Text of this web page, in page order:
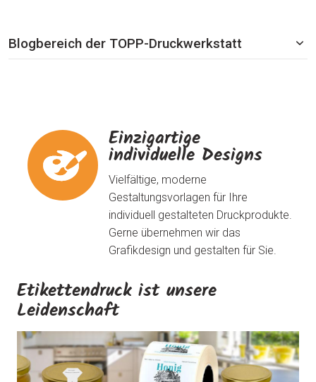
Blogbereich der TOPP-Druckwerkstatt
Einzigartige
individuelle Designs
Vielfältige, moderne
Gestaltungsvorlagen für Ihre
individuell gestalteten Druckprodukte.
Gerne übernehmen wir das
Grafikdesign und gestalten für Sie.
Etikettendruck ist unsere
Leidenschaft